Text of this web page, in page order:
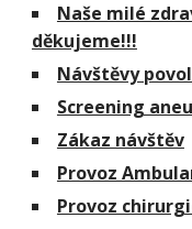
Naše milé
děkujeme!!!
Návštěvy
Screening
Zákaz návštěv
Provoz
Provoz